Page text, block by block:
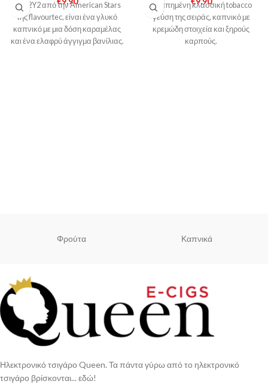
Το R2Y2 από την American Stars
της flavourtec, είναι ένα γλυκό
καπνικό με μια δόση καραμέλας
και ένα ελαφρύ άγγιγμα βανίλιας.
Αγαπημένη κλασσική tobacco
γεύση της σειράς, καπνικό με
κρεμώδη στοιχεία και ξηρούς
καρπούς.
Φρούτα Καπνικά
Ηλεκτρονικό τσιγάρο Queen. Τα πάντα γύρω από το ηλεκτρονικό
τσιγάρο βρίσκονται... εδώ!